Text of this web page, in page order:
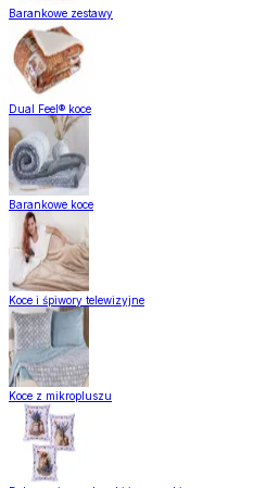
Barankowe zestawy
Dual Feel® koce
Barankowe koce
Koce i śpiwory telewizyjne
Koce z mikropluszu